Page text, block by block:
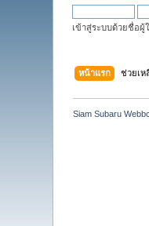
เข้าสู่ระบบด้วยชื่อผู้
หน้าแรก ช่วยเห
Siam Subaru